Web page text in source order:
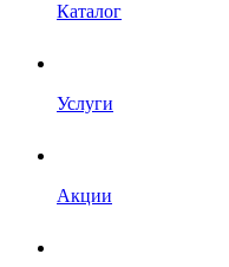
Каталог
Услуги
Акции